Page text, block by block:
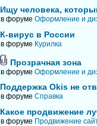
Ищу человека,
в форуме Оформление и
К-вирус в России
в форуме Курилка
Прозрачная зона
в форуме Оформление и
Поддержка Okis не
в форуме Справка
Какое продвижение
в форуме Продвижение